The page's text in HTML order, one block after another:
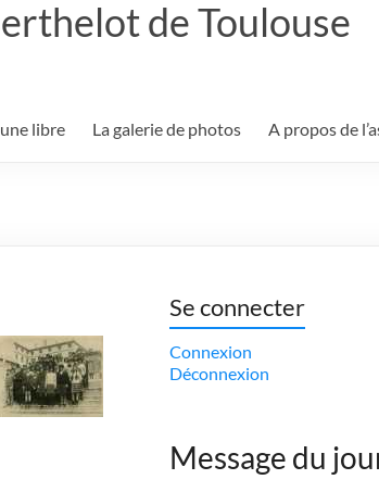
de Toulouse
libre La galerie de photos A propos de
Se connecter
Connexion
Déconnexion
Message du